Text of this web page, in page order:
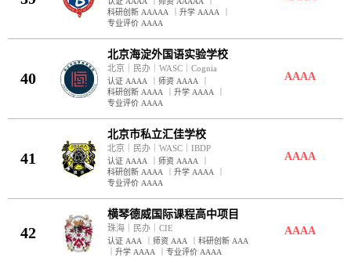
科研创新 AAAAA
｜升学 AAAA
专业评价 AAAA
40
北京海淀外国语实验学校
北京 民办 ｜WASC ｜Cognia
认证 AAAA 师资 AAAA
科研创新 AAAA
｜升学 AAAA
专业评价 AAAA
AAAA
41
北京市私立汇佳学校
北京 民办 ｜WASC ｜IBDP
认证 AAAA 师资 AAAA
科研创新 AAAA
｜升学 AAAA
专业评价 AAAA
AAAA
42
横琴德威国际课程高中项目
珠海 民办 ｜CIE
认证 AAA 师资 AAA ｜科研创新 AAA
｜升学 AAAA ｜专业评价 AAAA
AAAA